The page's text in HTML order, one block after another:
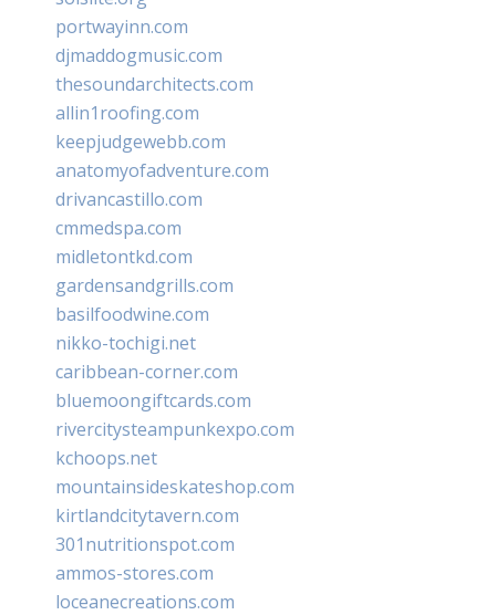
portwayinn.com
djmaddogmusic.com
thesoundarchitects.com
allin1roofing.com
keepjudgewebb.com
anatomyofadventure.com
drivancastillo.com
cmmedspa.com
midletontkd.com
gardensandgrills.com
basilfoodwine.com
nikko-tochigi.net
caribbean-corner.com
bluemoongiftcards.com
rivercitysteampunkexpo.com
kchoops.net
mountainsideskateshop.com
kirtlandcitytavern.com
301nutritionspot.com
ammos-stores.com
loceanecreations.com